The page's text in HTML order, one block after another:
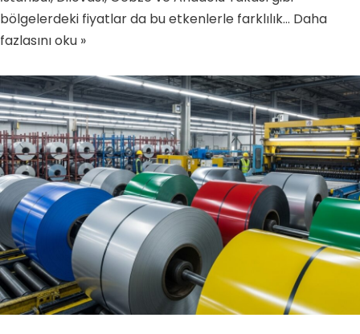
bölgelerdeki fiyatlar da bu etkenlerle farklılık… Daha
fazlasını oku »